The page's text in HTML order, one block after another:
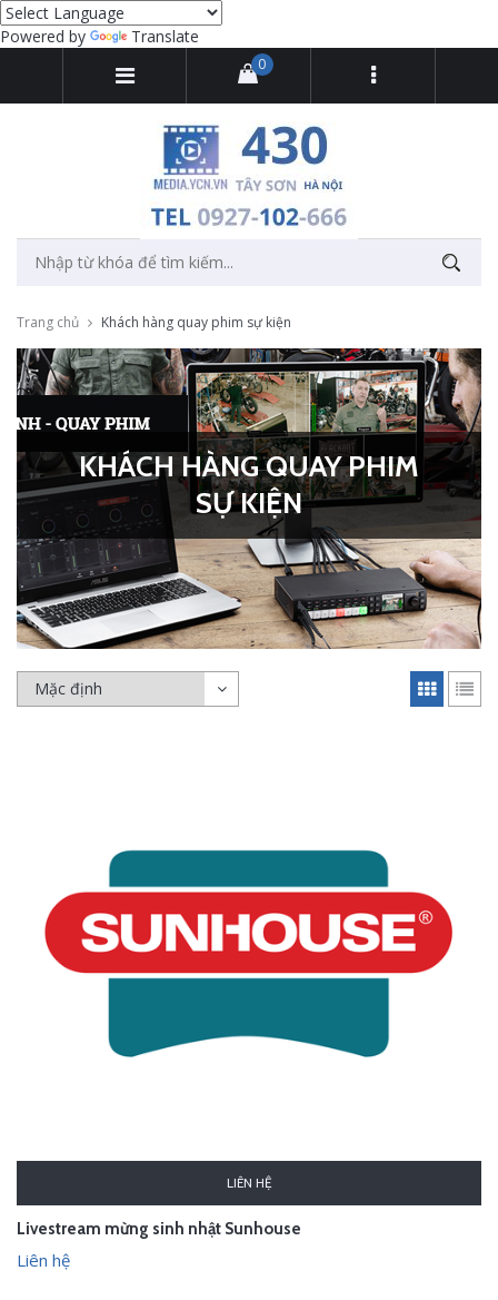
Powered by Translate
0
Trang chủ Khách hàng quay phim sự kiện
KHÁCH HÀNG QUAY PHIM
SỰ KIỆN
LIÊN HỆ
Livestream mừng sinh nhật Sunhouse
Liên hệ